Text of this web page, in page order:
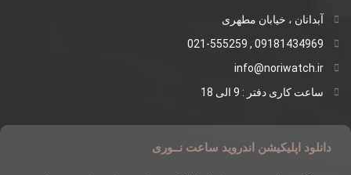
آبدانان ، خیابان مطهری
09181434969 , 021-555259
info@noriwatch.ir
ساعت کاری دفتر : 9 الی 18
دانلود اپلیکیشن اندروید ساعت نــوری